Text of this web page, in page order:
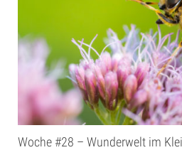
Woche #28 – Wunderwelt im